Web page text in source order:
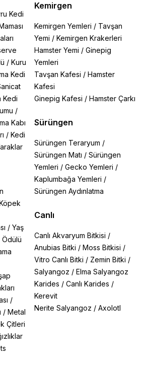
Kemiği– Jurassic Park teması
Yağmurlama Sistemi–
– Tropikal teraryumlar için
– Yapay bitki ile doğal görünüm
Edilmesi Gerekenler
olmayan, yutulamayacak
dikey tırmanma dekorları
mağaralar
veya yıkanabilir malzeme
veya fantastik seçenekler
için uygun?"
Adası veyaEx Wet
ürünler ideal.
çalışır?"
su
hem nem sağlar hem de
temizlik gerekir.
güvenli mi?"
vetoksik
üretilmiştir.
Large
Yuva
Sistemi
Kedi
/ Kuru
Kedi
Kedi
/
Kabı
/ Kedi
/ Yaş
/
/ Metal
Çitleri
Kemirgen
Kemirgen Yemleri / Tavşan
Yemi / Kemirgen Krakerleri
Hamster Yemi / Ginepig
Yemleri
Tavşan Kafesi / Hamster
Kafesi
Ginepig Kafesi / Hamster Çarkı
Sürüngen
Sürüngen Teraryum /
Sürüngen Matı / Sürüngen
Yemleri / Gecko Yemleri /
Kaplumbağa Yemleri /
Sürüngen Aydınlatma
Canlı
Canlı Akvaryum Bitkisi /
Anubias Bitki / Moss Bitkisi /
Vitro Canlı Bitki / Zemin Bitki /
Salyangoz / Elma Salyangoz
Karides / Canlı Karides /
Kerevit
Nerite Salyangoz / Axolotl